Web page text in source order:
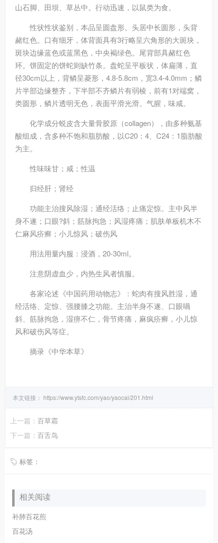
山石脚、田坝、草丛中。行动迅速，以鼠类为食。
性状性状鉴别，本品呈圆盘形。头居中长圆形，头背
赭红色。口有细牙，体背面具有3行略呈六角形的大斑块，
斑块边缘蓝色或蓝黑色，中央褐绿色。尾背部具赭红色
环。饼固定的饼蛇则缺竹条。盘蛇呈平板状，体扁薄，直
径30cm以上，背鳞呈菱形，4.8-5.8cm，宽3.4-4.0mm；鳞
片半部边缘整齐，下半部不齐鳞片有弱棱，前有1对端窝，
类圆形，鳞片透明无色，表面平滑光滑。气腥，味咸。
化学成分蜕皮含大量骨胶原（collagen），由多种氨基
酸组成，含多种不饱和脂肪酸，以C20：4、C24：1脂肪酸
为主。
性味味甘；咸；性温
归经肝；肾经
功能主治搜风除湿；通经活络；止痛定惊。主中风半
身不遂；口眼?斜；筋脉拘急；风湿疼痛；肌肤单板机木不
仁麻风疥癣；小儿惊风；破伤风
用法用量内服：浸酒，20-30ml。
注意阴虚血少，内热生风者慎服。
各家论述 《中国药用动物志》：蛇肉有搜风胜湿，通
经活络、定惊、强腰膝之功能。主治半身不遂、口眼喎
斜、筋脉拘急，湿痹不仁，骨节疼痛，麻疯疥癣，小儿惊
风和破伤风等症。
摘录 《中华本草》
本文链接： https://www.ytsfc.com/yao/yaocai/201.html
上一篇： 百草霜
下一篇： 百舌鸟
标签：
相关阅读
补肺百花煎
百花汤